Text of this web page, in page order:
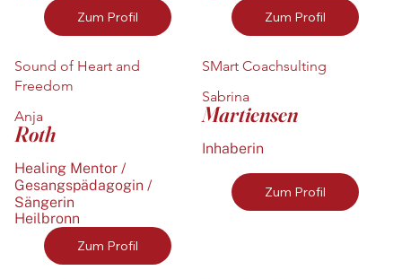
Zum Profil Zum Profil
Sound of Heart and
Freedom
Anja
Roth
Healing Mentor /
Gesangspädagogin /
Sängerin
Heilbronn
Zum Profil
SMart Coachsulting
Sabrina
Martiensen
Inhaberin
Zum Profil